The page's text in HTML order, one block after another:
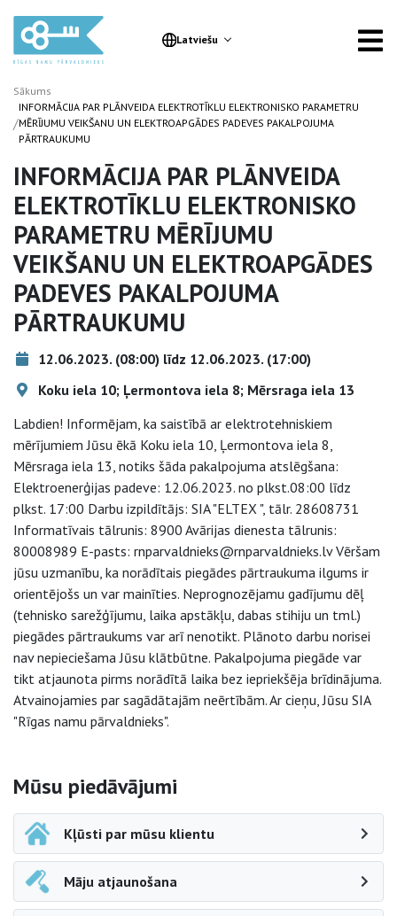
Latviešu
Sākums
/
INFORMĀCIJA PAR PLĀNVEIDA ELEKTROTĪKLU ELEKTRONISKO PARAMETRU
MĒRĪJUMU VEIKŠANU UN ELEKTROAPGĀDES PADEVES PAKALPOJUMA
PĀRTRAUKUMU
INFORMĀCIJA PAR PLĀNVEIDA
ELEKTROTĪKLU ELEKTRONISKO
PARAMETRU MĒRĪJUMU
VEIKŠANU UN ELEKTROAPGĀDES
PADEVES PAKALPOJUMA
PĀRTRAUKUMU
12.06.2023. (08:00) līdz 12.06.2023. (17:00)
Koku iela 10; Ļermontova iela 8; Mērsraga iela 13
Labdien! Informējam, ka saistībā ar elektrotehniskiem
mērījumiem Jūsu ēkā Koku iela 10, Ļermontova iela 8,
Mērsraga iela 13, notiks šāda pakalpojuma atslēgšana:
Elektroenerģijas padeve: 12.06.2023. no plkst.08:00 līdz
plkst. 17:00 Darbu izpildītājs: SIA "ELTEX ", tālr. 28608731
Informatīvais tālrunis: 8900 Avārijas dienesta tālrunis:
80008989 E-pasts: rnparvaldnieks@rnparvaldnieks.lv Vēršam
jūsu uzmanību, ka norādītais piegādes pārtraukuma ilgums ir
orientējošs un var mainīties. Neprognozējamu gadījumu dēļ
(tehnisko sarežģījumu, laika apstākļu, dabas stihiju un tml.)
piegādes pārtraukums var arī nenotikt. Plānoto darbu norisei
nav nepieciešama Jūsu klātbūtne. Pakalpojuma piegāde var
tikt atjaunota pirms norādītā laika bez iepriekšēja brīdinājuma.
Atvainojamies par sagādātajām neērtībām. Ar cieņu, Jūsu SIA
"Rīgas namu pārvaldnieks".
Sāna navigācija
Mūsu piedāvājumi
Kļūsti par mūsu klientu
Māju atjaunošana